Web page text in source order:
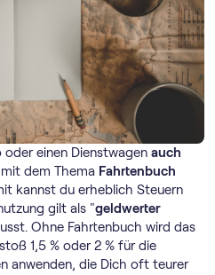
einen Dienstwagen auch
dem Thema Fahrtenbuch
kannst du erheblich Steuern
gilt als "geldwerter
Ohne Fahrtenbuch wird das
1,5 % oder 2 % für die
anwenden, die Dich oft teurer